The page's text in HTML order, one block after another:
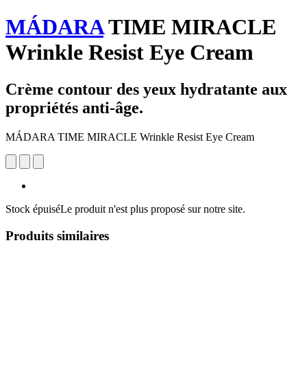
MÁDARATIME MIRACLE
Wrinkle Resist Eye Cream
Crème contour des yeux hydratante aux
propriétés anti-âge.
MÁDARA TIME MIRACLE Wrinkle Resist Eye Cream
Stock épuiséLe produit n'est plus proposé sur notre site.
Produits similaires